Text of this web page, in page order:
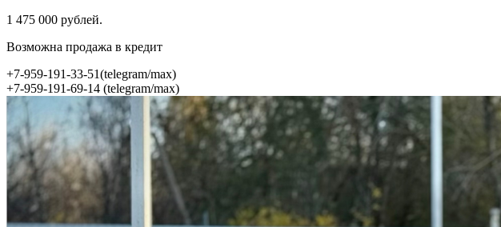
1 475 000 рублей.
Возможна продажа в кредит
+7-959-191-33-51(telegram/max)
+7-959-191-69-14 (telegram/max)